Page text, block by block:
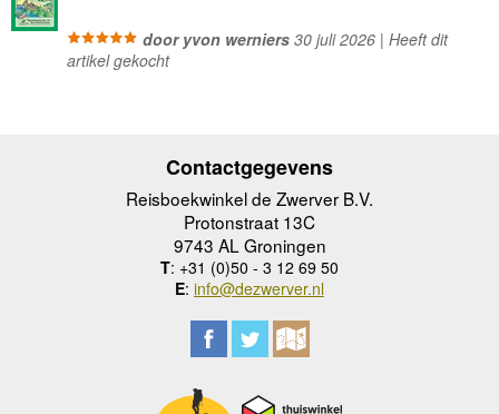
door yvon werniers30 juli 2026 | Heeft dit
artikel gekocht
Contactgegevens
Reisboekwinkel de Zwerver B.V.
Protonstraat 13C
9743 AL Groningen
T: +31 (0)50 - 3 12 69 50
E: info@dezwerver.nl